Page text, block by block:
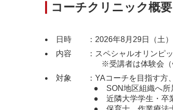
コーチクリニック概
日時 ：2026年8月29日（土）
内容 ：スペシャルオリンピッ
※受講者は体験会（午後）
対象 ：YAコーチを目指す方、
● SON地区組織へ所属され
● 近隣大学学生・卒業生・